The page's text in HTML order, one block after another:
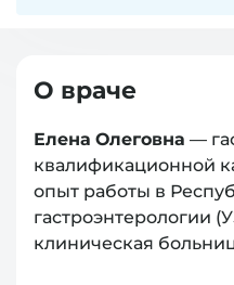
О враче
Елена Олеговна —
квалификационной
опыт работы в
гастроэнтерологии
клиническая